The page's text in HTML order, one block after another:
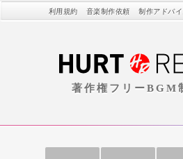
著作権フリーBGM
利用規約 音楽制作依頼 制作アドバイ